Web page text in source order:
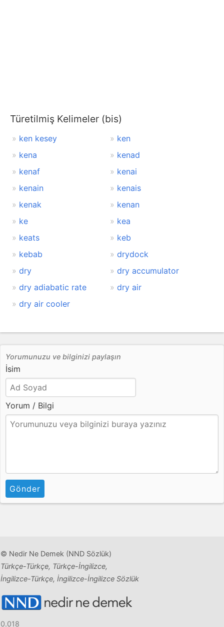
Türetilmiş Kelimeler (bis)
ken kesey
ken
kena
kenad
kenaf
kenai
kenain
kenais
kenak
kenan
ke
kea
keats
keb
kebab
drydock
dry
dry accumulator
dry adiabatic rate
dry air
dry air cooler
Yorumunuzu ve bilginizi paylaşın
İsim
Yorum / Bilgi
Gönder
© Nedir Ne Demek (NND Sözlük)
Türkçe-Türkçe, Türkçe-İngilizce,
İngilizce-Türkçe, İngilizce-İngilizce Sözlük
0.018